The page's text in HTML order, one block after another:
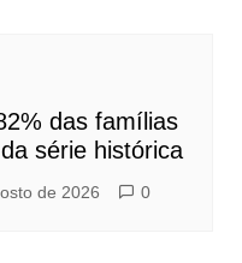
das famílias
série histórica
de 2026 0